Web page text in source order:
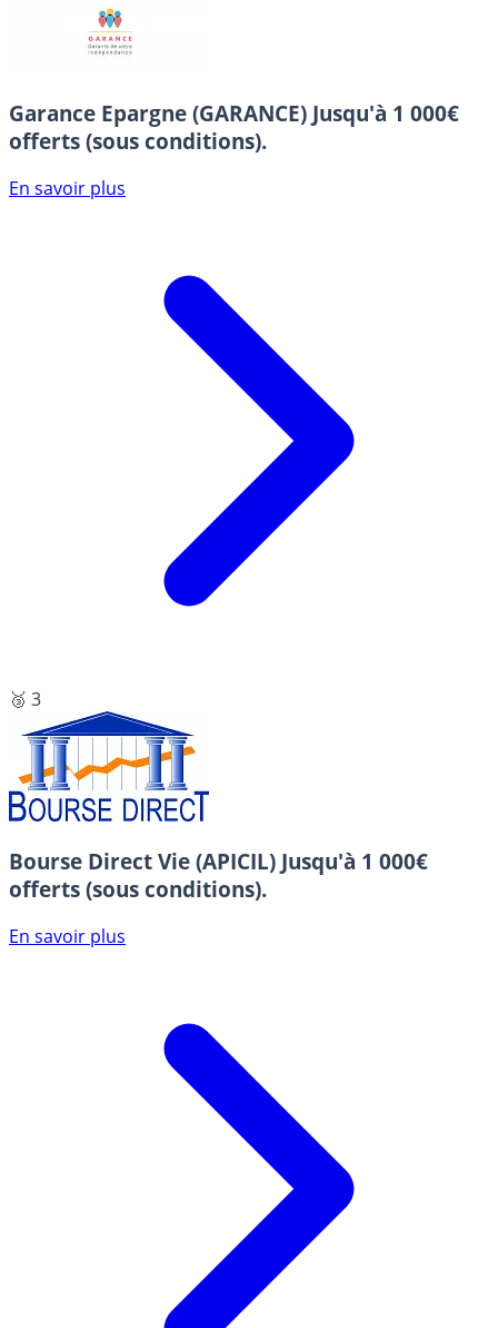
Garance Epargne (GARANCE) Jusqu'à 1 000€
offerts (sous conditions).
En savoir plus
🥉 3
Bourse Direct Vie (APICIL) Jusqu'à 1 000€
offerts (sous conditions).
En savoir plus